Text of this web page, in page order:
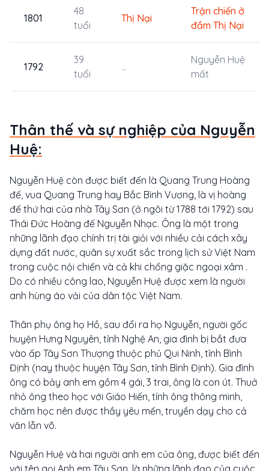
1801
48
tuổi
Thị Nại
Trận chiến ở
đầm Thị Nại
1792
39
tuổi
...
Nguyễn Huệ
mất
Thân thế và sự nghiệp của Nguyễn
Huệ:
Nguyễn Huệ còn được biết đến là Quang Trung Hoàng
đế, vua Quang Trung hay Bắc Bình Vương, là vị hoàng
đế thứ hai của nhà Tây Sơn (ở ngôi từ 1788 tới 1792) sau
Thái Đức Hoàng đế Nguyễn Nhạc. Ông là một trong
những lãnh đạo chính trị tài giỏi với nhiều cải cách xây
dựng đất nước, quân sự xuất sắc trong lịch sử Việt Nam
trong cuộc nội chiến và cả khi chống giặc ngoại xâm .
Do có nhiều công lao, Nguyễn Huệ được xem là người
anh hùng áo vải của dân tộc Việt Nam.
Thân phụ ông họ Hồ, sau đổi ra họ Nguyễn, người gốc
huyện Hưng Nguyên, tỉnh Nghệ An, gia đình bị bắt đưa
vào ấp Tây Sơn Thượng thuộc phủ Qui Ninh, tỉnh Bình
Định (nay thuộc huyện Tây Sơn, tỉnh Bình Định). Gia đình
ông có bảy anh em gồm 4 gái, 3 trai, ông là con út. Thuở
nhỏ ông theo học với Giáo Hiến, tính ông thông minh,
chăm học nên được thầy yêu mến, truyền dạy cho cả
văn lẫn võ.
Nguyễn Huệ và hai người anh em của ông, được biết đến